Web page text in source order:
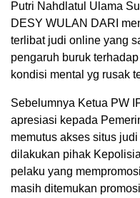
Putri Nahdlatul Ulama
DESY WULAN DARI
terlibat judi online yang
pengaruh buruk
kondisi mental yg rusak
Sebelumnya Ketua PW
apresiasi kepada
memutus akses situs
dilakukan pihak
pelaku yang
masih ditemukan